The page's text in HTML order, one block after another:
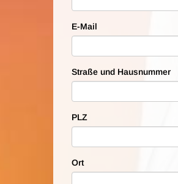
E-Mail
Straße und Hausnummer
PLZ
Ort